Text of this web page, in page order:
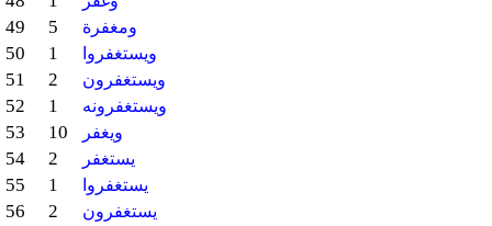
49 5 ومغفرة
50 1 ويستغفروا
51 2 ويستغفرون
52 1 ويستغفرونه
53 10 ويغفر
54 2 يستغفر
55 1 يستغفروا
56 2 يستغفرون